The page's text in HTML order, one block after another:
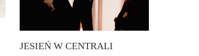
JESIEŃ W CENTRALI